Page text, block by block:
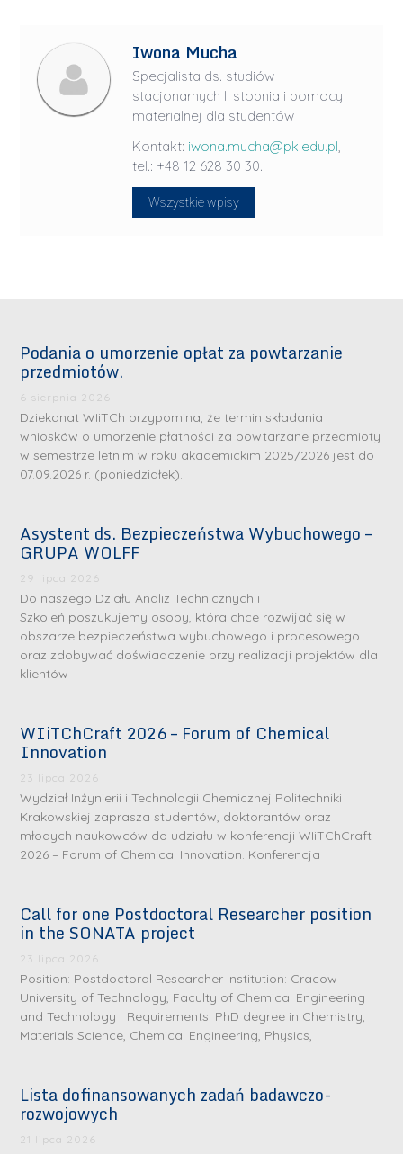
Iwona Mucha
Specjalista ds. studiów
stacjonarnych II stopnia i pomocy
materialnej dla studentów
Kontakt: iwona.mucha@pk.edu.pl,
tel.: +48 12 628 30 30.
Wszystkie wpisy
Podania o umorzenie opłat za powtarzanie
przedmiotów.
6 sierpnia 2026
Dziekanat WIiTCh przypomina, że termin składania
wniosków o umorzenie płatności za powtarzane przedmioty
w semestrze letnim w roku akademickim 2025/2026 jest do
07.09.2026 r. (poniedziałek).
Asystent ds. Bezpieczeństwa Wybuchowego –
GRUPA WOLFF
29 lipca 2026
Do naszego Działu Analiz Technicznych i
Szkoleń poszukujemy osoby, która chce rozwijać się w
obszarze bezpieczeństwa wybuchowego i procesowego
oraz zdobywać doświadczenie przy realizacji projektów dla
klientów
WIiTChCraft 2026 – Forum of Chemical
Innovation
23 lipca 2026
Wydział Inżynierii i Technologii Chemicznej Politechniki
Krakowskiej zaprasza studentów, doktorantów oraz
młodych naukowców do udziału w konferencji WIiTChCraft
2026 – Forum of Chemical Innovation. Konferencja
Call for one Postdoctoral Researcher position
in the SONATA project
23 lipca 2026
Position: Postdoctoral Researcher Institution: Cracow
University of Technology, Faculty of Chemical Engineering
and Technology Requirements: PhD degree in Chemistry,
Materials Science, Chemical Engineering, Physics,
Lista dofinansowanych zadań badawczo-
rozwojowych
21 lipca 2026
S
r